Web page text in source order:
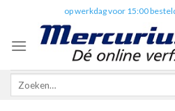
content
op werkdag voor 15:00
Zoeken